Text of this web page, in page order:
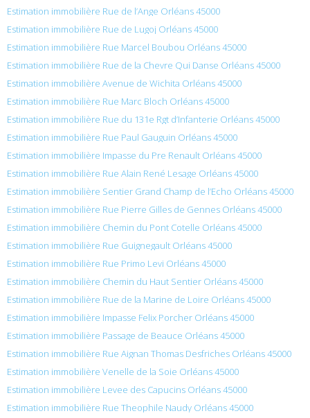
Estimation immobilière Rue de l’Ange Orléans 45000
Estimation immobilière Rue de Lugoj Orléans 45000
Estimation immobilière Rue Marcel Boubou Orléans 45000
Estimation immobilière Rue de la Chevre Qui Danse Orléans 45000
Estimation immobilière Avenue de Wichita Orléans 45000
Estimation immobilière Rue Marc Bloch Orléans 45000
Estimation immobilière Rue du 131e Rgt d’Infanterie Orléans 45000
Estimation immobilière Rue Paul Gauguin Orléans 45000
Estimation immobilière Impasse du Pre Renault Orléans 45000
Estimation immobilière Rue Alain René Lesage Orléans 45000
Estimation immobilière Sentier Grand Champ de l’Echo Orléans 45000
Estimation immobilière Rue Pierre Gilles de Gennes Orléans 45000
Estimation immobilière Chemin du Pont Cotelle Orléans 45000
Estimation immobilière Rue Guignegault Orléans 45000
Estimation immobilière Rue Primo Levi Orléans 45000
Estimation immobilière Chemin du Haut Sentier Orléans 45000
Estimation immobilière Rue de la Marine de Loire Orléans 45000
Estimation immobilière Impasse Felix Porcher Orléans 45000
Estimation immobilière Passage de Beauce Orléans 45000
Estimation immobilière Rue Aignan Thomas Desfriches Orléans 45000
Estimation immobilière Venelle de la Soie Orléans 45000
Estimation immobilière Levee des Capucins Orléans 45000
Estimation immobilière Rue Theophile Naudy Orléans 45000